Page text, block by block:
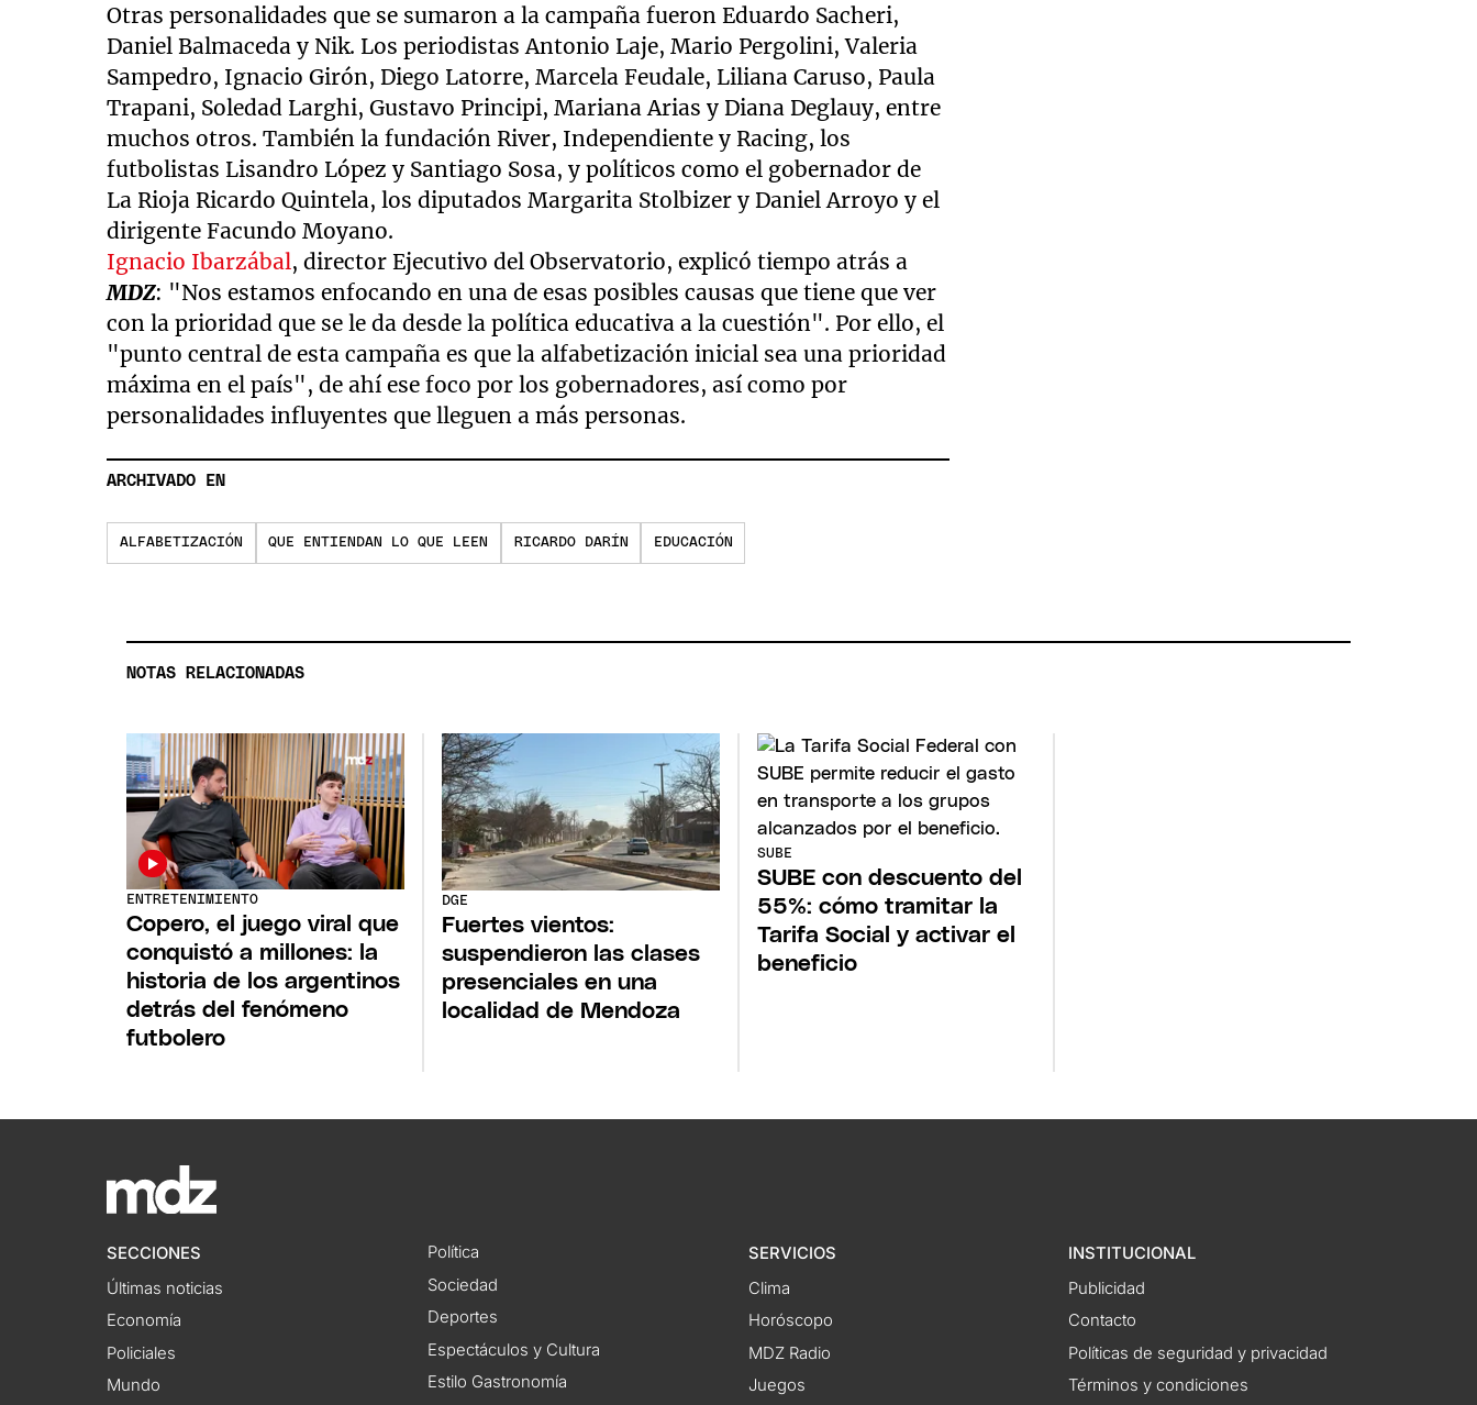
Otras personalidades que se sumaron a la campaña fueron Eduardo Sacheri,
Daniel Balmaceda y Nik. Los periodistas Antonio Laje, Mario Pergolini, Valeria
Sampedro, Ignacio Girón, Diego Latorre, Marcela Feudale, Liliana Caruso, Paula
Trapani, Soledad Larghi, Gustavo Principi, Mariana Arias y Diana Deglauy, entre
muchos otros. También la fundación River, Independiente y Racing, los
futbolistas Lisandro López y Santiago Sosa, y políticos como el gobernador de
La Rioja Ricardo Quintela, los diputados Margarita Stolbizer y Daniel Arroyo y el
dirigente Facundo Moyano.
Ignacio Ibarzábal, director Ejecutivo del Observatorio, explicó tiempo atrás a
MDZ: "Nos estamos enfocando en una de esas posibles causas que tiene que ver
con la prioridad que se le da desde la política educativa a la cuestión". Por ello, el
"punto central de esta campaña es que la alfabetización inicial sea una prioridad
máxima en el país", de ahí ese foco por los gobernadores, así como por
personalidades influyentes que lleguen a más personas.
ARCHIVADO EN
ALFABETIZACIÓN QUE ENTIENDAN LO QUE LEEN RICARDO DARÍN EDUCACIÓN
NOTAS RELACIONADAS
ENTRETENIMIENTO
Copero, el juego viral que
conquistó a millones: la
historia de los argentinos
detrás del fenómeno
futbolero
DGE
Fuertes vientos:
suspendieron las clases
presenciales en una
localidad de Mendoza
SUBE
SUBE con descuento del
55%: cómo tramitar la
Tarifa Social y activar el
beneficio
SECCIONES
Últimas noticias
Economía
Policiales
Mundo
Política
Sociedad
Deportes
Espectáculos y Cultura
Estilo Gastronomía
SERVICIOS
Clima
Horóscopo
MDZ Radio
Juegos
INSTITUCIONAL
Publicidad
Contacto
Políticas de seguridad y privacidad
Términos y condiciones